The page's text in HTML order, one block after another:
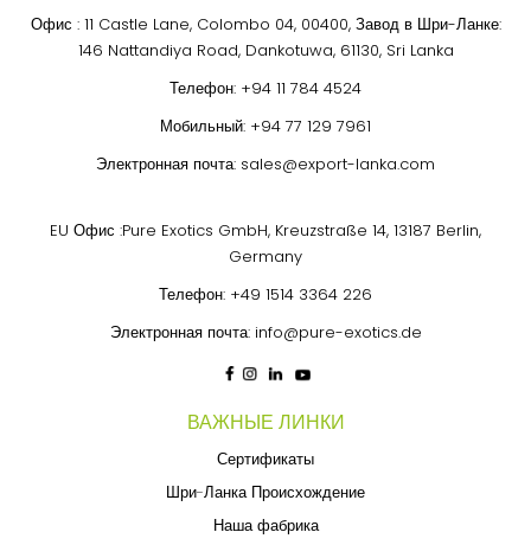
Офис : 11 Castle Lane, Colombo 04, 00400, Завод в Шри-Ланке:
146 Nattandiya Road, Dankotuwa, 61130, Sri Lanka
Телефон: +94 11 784 4524
Мобильный: +94 77 129 7961
Электронная почта: sales@export-lanka.com
EU Офис :Pure Exotics GmbH, Kreuzstraße 14, 13187 Berlin,
Germany
Телефон: +49 1514 3364 226
Электронная почта: info@pure-exotics.de
ВАЖНЫЕ ЛИНКИ
Сертификаты
Шри-Ланка Происхождение
Наша фабрика